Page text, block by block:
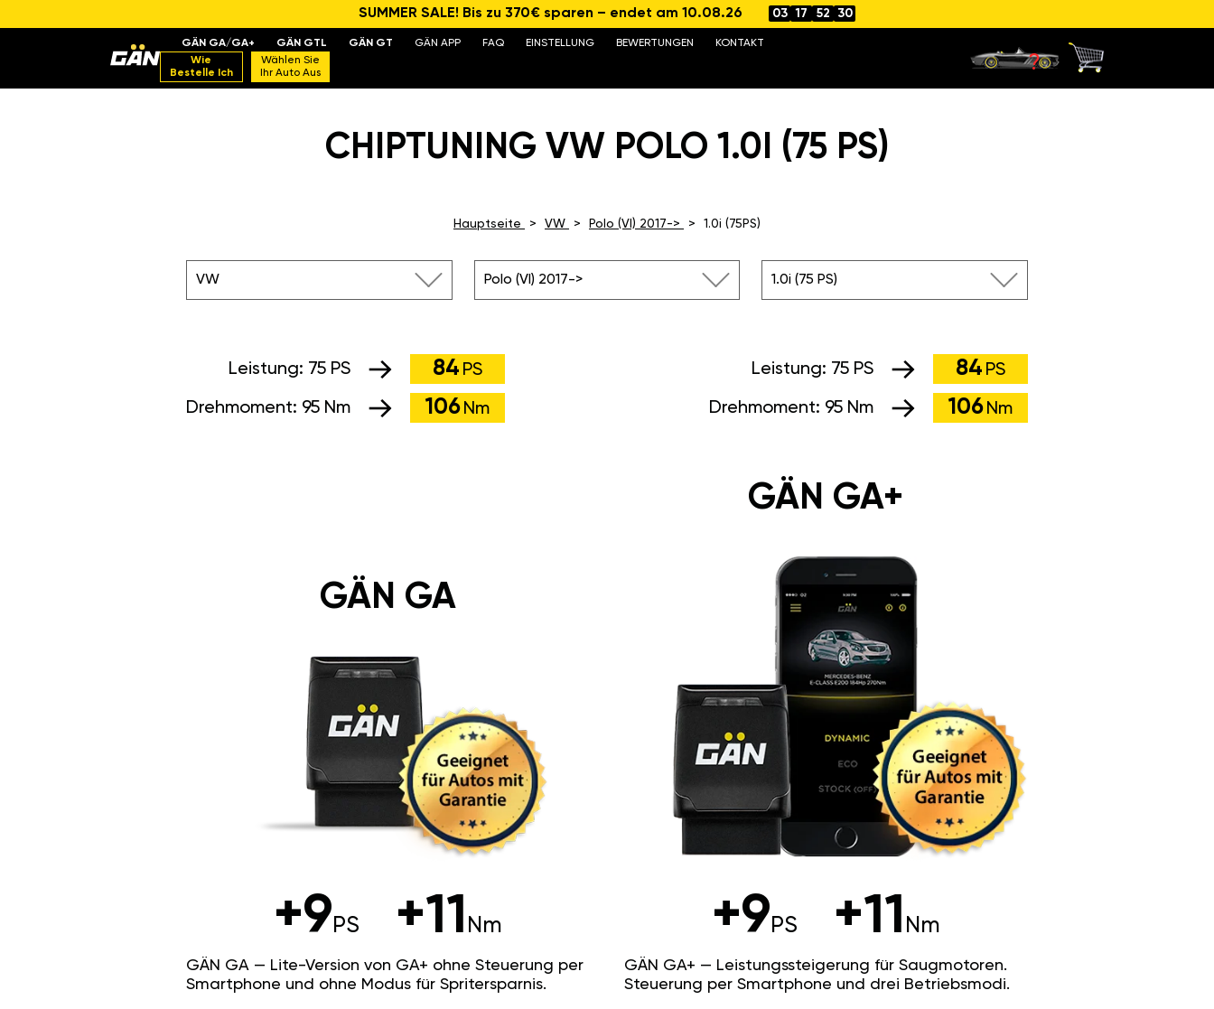
SUMMER SALE! Bis zu 370€ sparen – endet am 10.08.26 03 17 52 29
GÄN GA/GA+ GÄN GTL GÄN GT GÄN APP FAQ EINSTELLUNG BEWERTUNGEN
KONTAKT
Wie
Bestelle Ich
Wählen Sie
Ihr Auto Aus
CHIPTUNING VW POLO 1.0I (75 PS)
Hauptseite VW Polo (VI) 2017-> 1.0i (75PS)
VW Polo (VI) 2017-> 1.0i (75 PS)
Leistung: 75 PS 84 PS
Drehmoment: 95 Nm 106 Nm
Leistung: 75 PS 84 PS
Drehmoment: 95 Nm 106 Nm
GÄN GA+
+9PS +11 Nm
GÄN GA+ — Leistungssteigerung für Saugmotoren.
Steuerung per Smartphone und drei Betriebsmodi.
GÄN GA
+9PS +11 Nm
GÄN GA — Lite-Version von GA+ ohne Steuerung per
Smartphone und ohne Modus für Spritersparnis.